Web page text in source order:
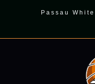
Passau